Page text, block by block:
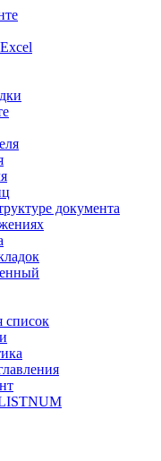
документа
список